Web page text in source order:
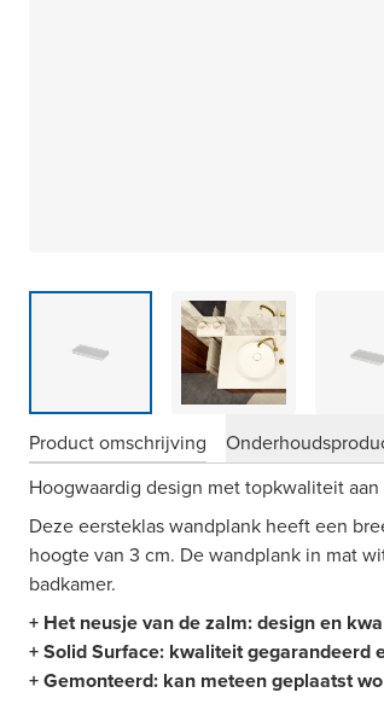
Product omschrijving
Hoogwaardig design met topkwaliteit
Deze eersteklas wandplank heeft een
hoogte van 3 cm. De wandplank in mat
badkamer.
+ Het neusje van de zalm: design en
+ Solid Surface: kwaliteit
+Gemonteerd: kan meteen geplaatst